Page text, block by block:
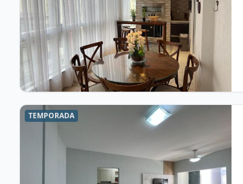
TEMPORADA